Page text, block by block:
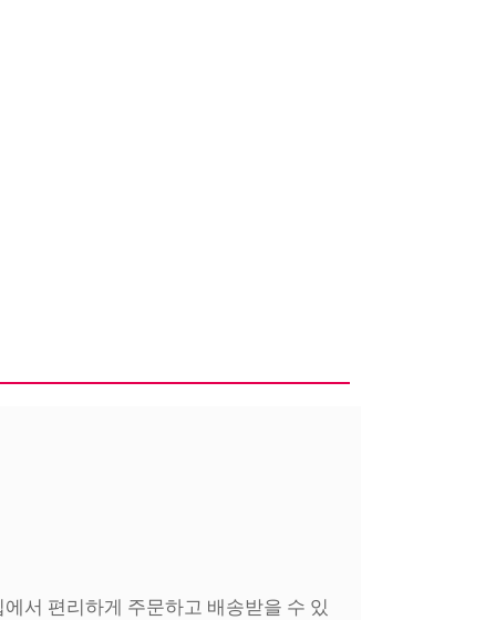
서 편리하게 주문하고 배송받을 수 있